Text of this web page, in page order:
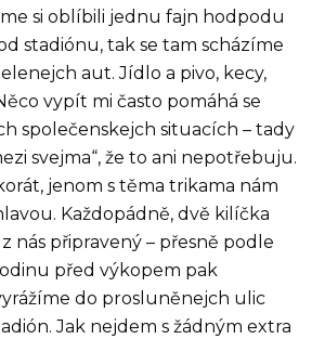
si oblíbili jednu fajn hodpodu
stadiónu, tak se tam scházíme
aut. Jídlo a pivo, kecy,
vypít mi často pomáhá se
společenskejch situacích – tady
svejma“, že to ani nepotřebuju.
jenom s těma trikama nám
Každopádně, dvě kilíčka
nás připravený – přesně podle
před výkopem pak
do prosluněnejch ulic
Jak nejdem s žádným extra